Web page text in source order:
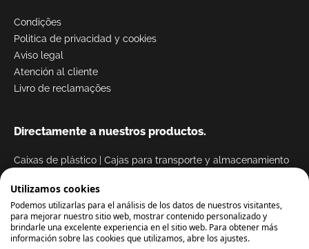
Condições
Politica de privacidad y cookies
Aviso legal
Atención al cliente
Livro de reclamações
Directamente a nuestros productos.
Caixas de plástico
Cajas para transporte y almacenamiento
Caixas dobráveis e rebatíveis
Caixas de distribuição
Paletes plasticas
Caixas-paletes plásticas
Utilizamos cookies
Podemos utilizarlas para el análisis de los datos de nuestros visitantes,
para mejorar nuestro sitio web, mostrar contenido personalizado y
brindarle una excelente experiencia en el sitio web. Para obtener más
información sobre las cookies que utilizamos, abre los ajustes.